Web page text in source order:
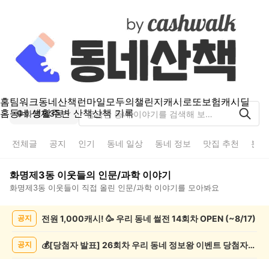
홈팀워크동네산책 런마일모두의챌린지캐시로또보험캐시딜
홈동네 생활주변 산책산책 기록
화명제3동
전체글 공지 인기 동네 일상 동네 정보 맛집 추천 분
화명제3동 이웃들의 인문/과학이야기
화명제3동 이웃들이 직접 올린 인문/과학 이야기를 모아봐요
공지 전원 1,000캐시! 🥳 우리 동네 썰전 14회차 OPEN (~8/17)
공지 💰[당첨자 발표] 26회차 우리 동네 정보왕 이벤트 당첨자를 발표합니다!